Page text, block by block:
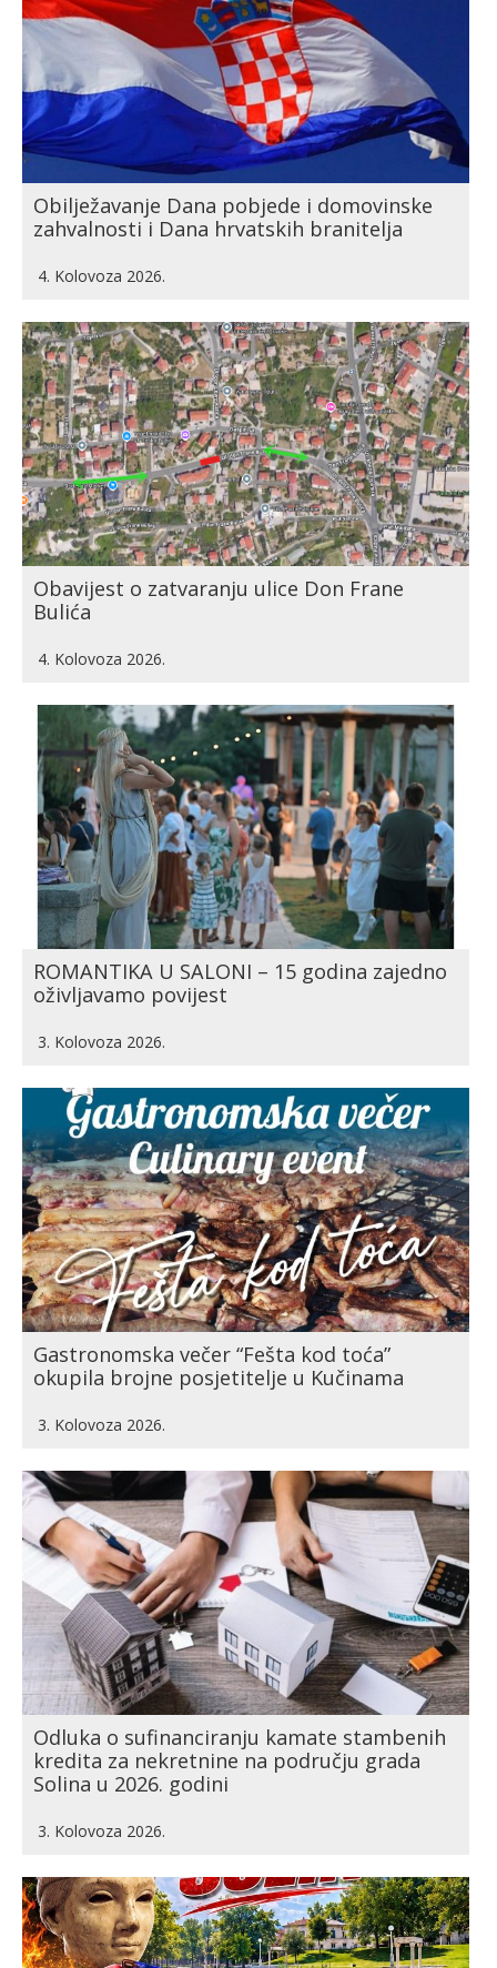
Obilježavanje Dana pobjede i domovinske
zahvalnosti i Dana hrvatskih branitelja
4. Kolovoza 2026.
Obavijest o zatvaranju ulice Don Frane
Bulića
4. Kolovoza 2026.
ROMANTIKA U SALONI – 15 godina zajedno
oživljavamo povijest
3. Kolovoza 2026.
Gastronomska večer “Fešta kod toća”
okupila brojne posjetitelje u Kučinama
3. Kolovoza 2026.
Odluka o sufinanciranju kamate stambenih
kredita za nekretnine na području grada
Solina u 2026. godini
3. Kolovoza 2026.